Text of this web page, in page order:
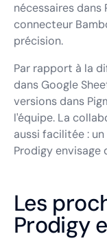
nécessaires
connecteur
précision.
Par rapport à la
dans Google
versions dans
l'équipe. La
aussi facilitée :
Prodigy
Les
Prodigy